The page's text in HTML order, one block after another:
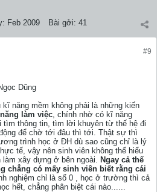
Feb 2009 Bài gởi: 41
#9
Dũng
năng mềm không phải là những kiến
làm việc, chính nhờ có kĩ năng
tìm thông tin, tìm lời khuyên từ thế hệ đi
để chờ tới đâu thì tới. Thật sự thì
trình học ở ĐH dù sao cũng chỉ là lý
tế, vậy nên sinh viên không thể hiểu
xây dựng ở bên ngoài. Ngay cả thế
chẳng có mấy sinh viên biết rằng cái
nghiệm chỉ là số 0 , học ở trường thì cả
hết, chẳng phân biệt cái nào......